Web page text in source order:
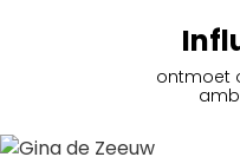
ontmoet